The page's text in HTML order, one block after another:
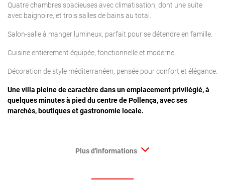
Quatre chambres spacieuses avec climatisation, dont une suite
avec baignoire, et trois salles de bains au total.
Salon-salle à manger lumineux, parfait pour se détendre en famille.
Cuisine entièrement équipée, fonctionnelle et moderne.
Décoration de style méditerranéen, pensée pour confort et élégance.
Une villa pleine de caractère dans un emplacement privilégié, à
quelques minutes à pied du centre de Pollença, avec ses
marchés, boutiques et gastronomie locale.
Plus d'informations